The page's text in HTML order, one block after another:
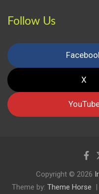
Follow Us
X
Copyright © 2026
Theme by: Theme Horse